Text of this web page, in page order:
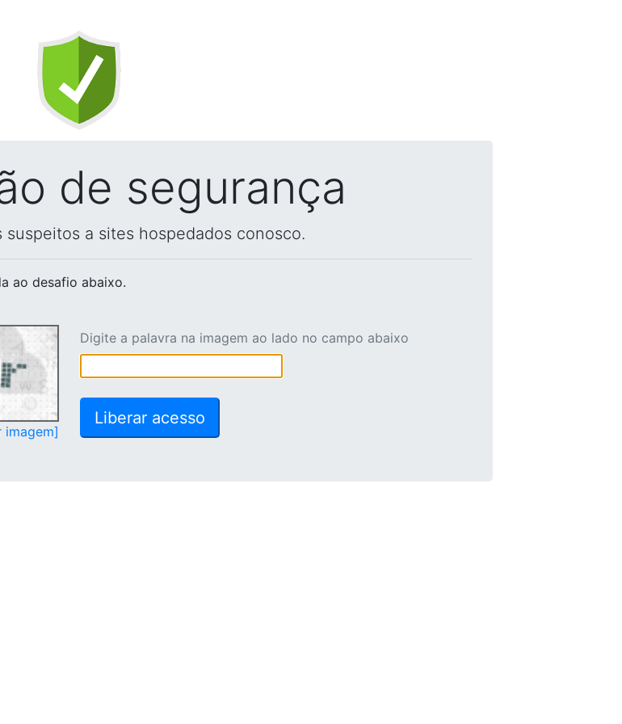
de segurança
a sites hospedados conosco.
ao desafio abaixo.
imagem]
Digite a palavra na imagem ao lado no campo abaixo